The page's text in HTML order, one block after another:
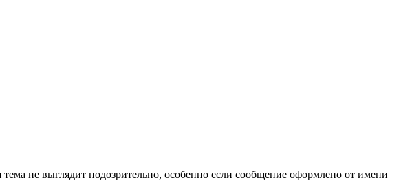
не выглядит подозрительно, особенно если сообщение оформлено от имени